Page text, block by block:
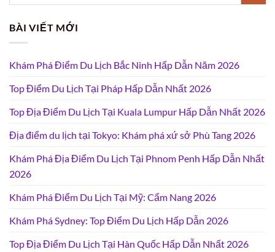
BÀI VIẾT MỚI
Khám Phá Điểm Du Lịch Bắc Ninh Hấp Dẫn Năm 2026
Top Điểm Du Lịch Tại Pháp Hấp Dẫn Nhất 2026
Top Địa Điểm Du Lịch Tại Kuala Lumpur Hấp Dẫn Nhất 2026
Địa điểm du lịch tại Tokyo: Khám phá xứ sở Phù Tang 2026
Khám Phá Địa Điểm Du Lịch Tại Phnom Penh Hấp Dẫn Nhất
2026
Khám Phá Điểm Du Lịch Tại Mỹ: Cẩm Nang 2026
Khám Phá Sydney: Top Điểm Du Lịch Hấp Dẫn 2026
Top Địa Điểm Du Lịch Tại Hàn Quốc Hấp Dẫn Nhất 2026